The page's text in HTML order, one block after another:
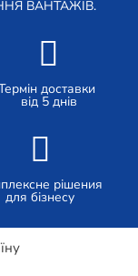
ВАНТАЖІВ.
доставки
від 5 днів
рішения
для бізнесу